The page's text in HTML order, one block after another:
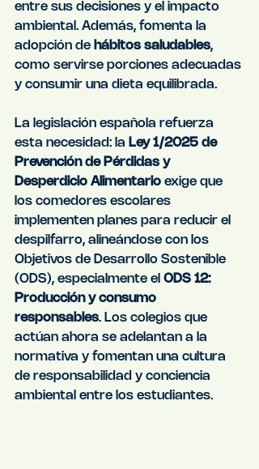
entre sus decisiones y el impacto
ambiental. Además, fomenta la
adopción de hábitos saludables,
como servirse porciones adecuadas
y consumir una dieta equilibrada.
La legislación española refuerza
esta necesidad: la Ley 1/2025 de
Prevención de Pérdidas y
Desperdicio Alimentario exige que
los comedores escolares
implementen planes para reducir el
despilfarro, alineándose con los
Objetivos de Desarrollo Sostenible
(ODS), especialmente el ODS 12:
Producción y consumo
responsables. Los colegios que
actúan ahora se adelantan a la
normativa y fomentan una cultura
de responsabilidad y conciencia
ambiental entre los estudiantes.